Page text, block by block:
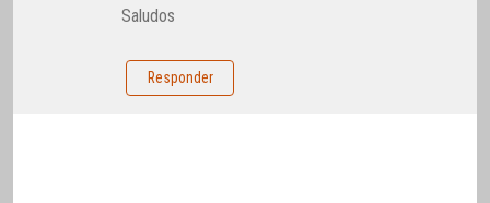
Saludos
Responder